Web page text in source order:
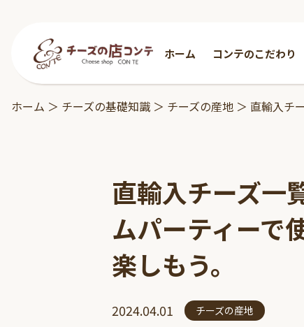
ホーム コンテのこだわり
ホーム ＞ チーズの基礎知識 ＞ チーズの産地 ＞ 直輸入チ
直輸入チーズ一
ムパーティーで
楽しもう。
2024.04.01 チーズの産地